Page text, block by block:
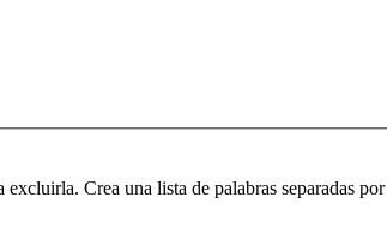
excluirla. Crea una lista de palabras separadas por